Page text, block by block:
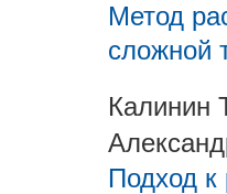
Метод
сложной
Калинин
Подход к